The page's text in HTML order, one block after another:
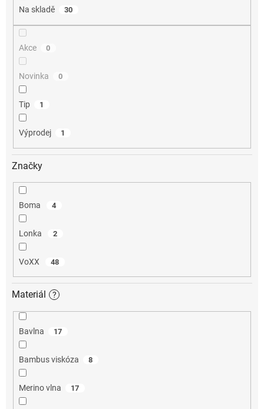
Na skladě 30
Akce 0
Novinka 0
Tip 1
Výprodej 1
Značky
Boma 4
Lonka 2
VoXX 48
Materiál ?
Bavlna 17
Bambus viskóza 8
Merino vlna 17